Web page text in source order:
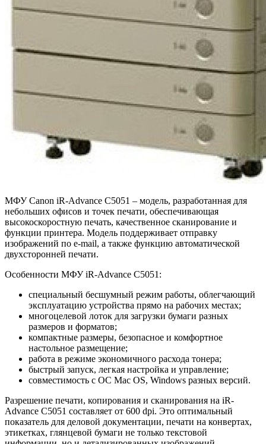
МФУ Canon iR-Advance C5051 – модель, разработанная для
небольших офисов и точек печати, обеспечивающая
высокоскоростную печать, качественное сканирование и
функции принтера. Модель поддерживает отправку
изображений по e-mail, а также функцию автоматической
двухсторонней печати.
Особенности МФУ iR-Advance C5051:
специальный бесшумный режим работы, облегчающий
эксплуатацию устройства прямо на рабочих местах;
многоцелевой лоток для загрузки бумаги разных
размеров и форматов;
компактные размеры, безопасное и комфортное
настольное размещение;
работа в режиме экономичного расхода тонера;
быстрый запуск, легкая настройка и управление;
совместимость с ОС Mac OS, Windows разных версий.
Разрешение печати, копирования и сканирования на iR-
Advance C5051 составляет от 600 dpi. Это оптимальный
показатель для деловой документации, печати на конвертах,
этикетках, глянцевой бумаги не только текстовой